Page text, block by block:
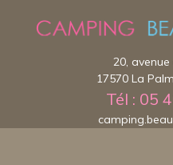
20,
17570 La
Tél : 05